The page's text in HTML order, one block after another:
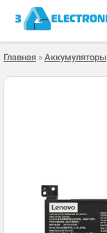
Главная » Аккумуляторы